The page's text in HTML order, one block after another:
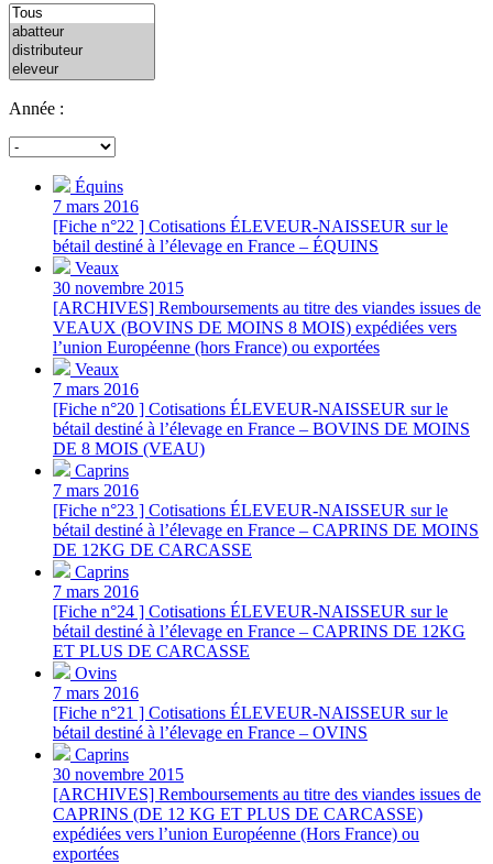
Année :
Équins
7 mars 2016
[Fiche n°22 ] Cotisations ÉLEVEUR-NAISSEUR sur le
bétail destiné à l’élevage en France – ÉQUINS
Veaux
30 novembre 2015
[ARCHIVES] Remboursements au titre des viandes issues de
VEAUX (BOVINS DE MOINS 8 MOIS) expédiées vers
l’union Européenne (hors France) ou exportées
Veaux
7 mars 2016
[Fiche n°20 ] Cotisations ÉLEVEUR-NAISSEUR sur le
bétail destiné à l’élevage en France – BOVINS DE MOINS
DE 8 MOIS (VEAU)
Caprins
7 mars 2016
[Fiche n°23 ] Cotisations ÉLEVEUR-NAISSEUR sur le
bétail destiné à l’élevage en France – CAPRINS DE MOINS
DE 12KG DE CARCASSE
Caprins
7 mars 2016
[Fiche n°24 ] Cotisations ÉLEVEUR-NAISSEUR sur le
bétail destiné à l’élevage en France – CAPRINS DE 12KG
ET PLUS DE CARCASSE
Ovins
7 mars 2016
[Fiche n°21 ] Cotisations ÉLEVEUR-NAISSEUR sur le
bétail destiné à l’élevage en France – OVINS
Caprins
30 novembre 2015
[ARCHIVES] Remboursements au titre des viandes issues de
CAPRINS (DE 12 KG ET PLUS DE CARCASSE)
expédiées vers l’union Européenne (Hors France) ou
exportées